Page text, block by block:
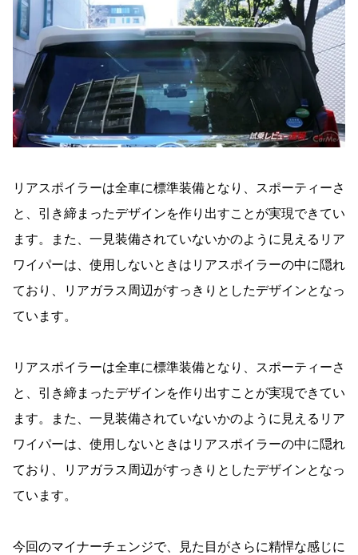
リアスポイラーは全車に標準装備となり、スポーティーさ
と、引き締まったデザインを作り出すことが実現できてい
ます。また、一見装備されていないかのように見えるリア
ワイパーは、使用しないときはリアスポイラーの中に隠れ
ており、リアガラス周辺がすっきりとしたデザインとなっ
ています。
リアスポイラーは全車に標準装備となり、スポーティーさ
と、引き締まったデザインを作り出すことが実現できてい
ます。また、一見装備されていないかのように見えるリア
ワイパーは、使用しないときはリアスポイラーの中に隠れ
ており、リアガラス周辺がすっきりとしたデザインとなっ
ています。
今回のマイナーチェンジで、見た目がさらに精悍な感じに